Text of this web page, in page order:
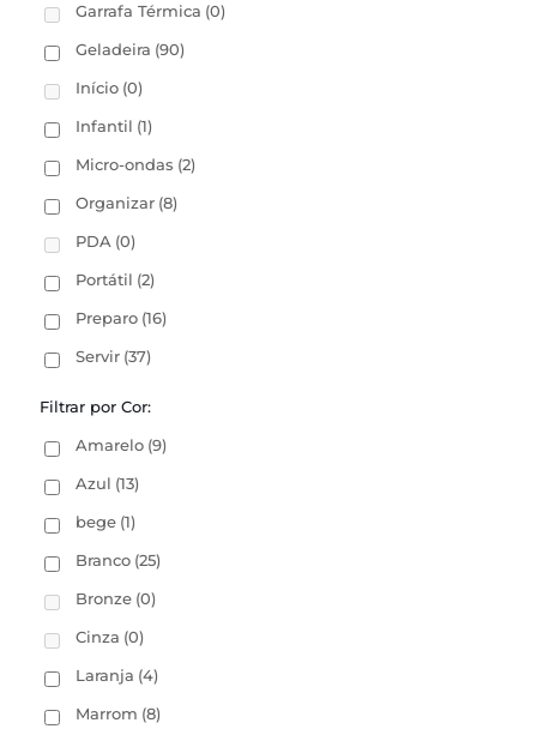
Garrafa Térmica (0)
Geladeira (90)
Início (0)
Infantil (1)
Micro-ondas (2)
Organizar (8)
PDA (0)
Portátil (2)
Preparo (16)
Servir (37)
Filtrar por Cor:
Amarelo (9)
Azul (13)
bege (1)
Branco (25)
Bronze (0)
Cinza (0)
Laranja (4)
Marrom (8)